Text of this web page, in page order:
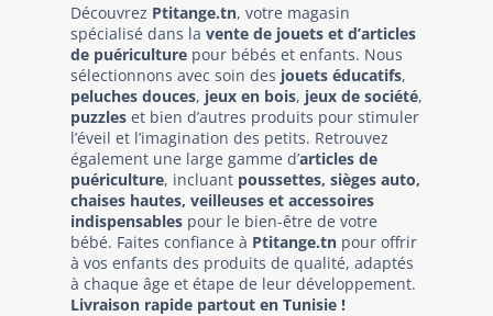
Découvrez Ptitange.tn, votre magasin
spécialisé dans la vente de jouets et d’articles
de puériculture pour bébés et enfants. Nous
sélectionnons avec soin des jouets éducatifs,
peluches douces, jeux en bois, jeux de société,
puzzles et bien d’autres produits pour stimuler
l’éveil et l’imagination des petits. Retrouvez
également une large gamme d’articles de
puériculture, incluant poussettes, sièges auto,
chaises hautes, veilleuses et accessoires
indispensables pour le bien-être de votre
bébé. Faites confiance à Ptitange.tn pour offrir
à vos enfants des produits de qualité, adaptés
à chaque âge et étape de leur développement.
Livraison rapide partout en Tunisie !